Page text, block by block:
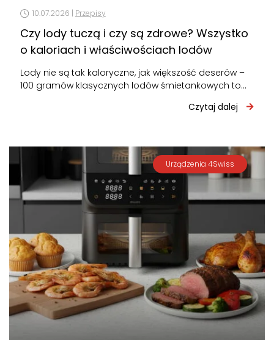
10.07.2026 | Przepisy
Czy lody tuczą i czy są zdrowe? Wszystko
o kaloriach i właściwościach lodów
Lody nie są tak kaloryczne, jak większość deserów –
100 gramów klasycznych lodów śmietankowych to
Czytaj dalej
Urządzenia 4Swiss